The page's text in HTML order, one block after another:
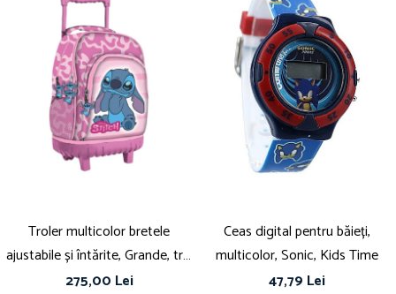
Troler multicolor bretele
ajustabile și întărite, Grande, trei
compartimente, 44x33x22 cm,
275,00 Lei
Ceas digital pentru băieți,
multicolor, Sonic, Kids Time
47,79 Lei